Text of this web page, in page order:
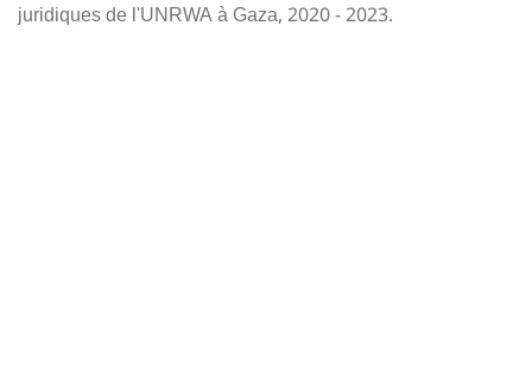
juridiques de l'UNRWA à Gaza, 2020 - 2023.